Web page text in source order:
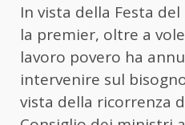
In vista della Festa
la premier, oltre a
lavoro povero ha
intervenire sul
vista della ricorrenza